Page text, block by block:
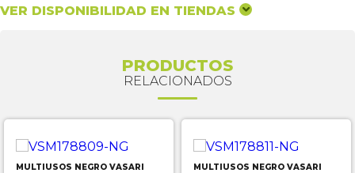
VER DISPONIBILIDAD EN TIENDAS
PRODUCTOS
RELACIONADOS
MULTIUSOS NEGRO VASARI MULTIUSOS NEGRO VASARI